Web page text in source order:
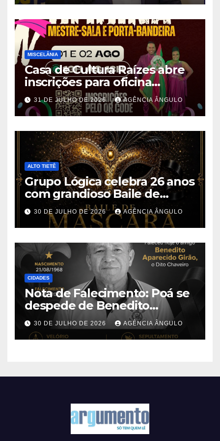
Paulo
MISCELÂNIA
Casa de Cultura Raízes abre
inscrições para oficina
gratuita de Mestre-Sala e
Porta-Bandeira em Ferraz de
Vasconcelos
31 DE JULHO DE 2026 AGÊNCIA ÂNGULO
ALTO TIETÊ
Grupo Lógica celebra 26 anos
com grandioso Baile de
Máscaras em Suzano
30 DE JULHO DE 2026 AGÊNCIA ÂNGULO
CIDADES
Nota de Falecimento: Poá se
despede de Benedito
Aparecido Girão, o conhecido
“Dito Chaveiro”
30 DE JULHO DE 2026 AGÊNCIA ÂNGULO